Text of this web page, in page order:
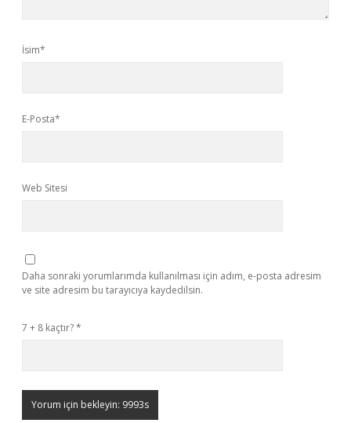
İsim*
E-Posta*
Web Sitesi
Daha sonraki yorumlarımda kullanılması için adım, e-posta adresim
ve site adresim bu tarayıcıya kaydedilsin.
7 + 8 kaçtır?*